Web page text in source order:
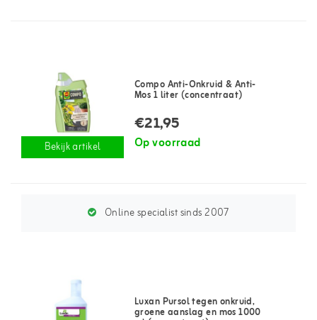
Bekijk artikel
Compo Anti-Onkruid & Anti-
Mos 1 liter (concentraat)
€21,95
Op voorraad
Online specialist sinds 2007
Luxan Pursol tegen onkruid,
groene aanslag en mos 1000